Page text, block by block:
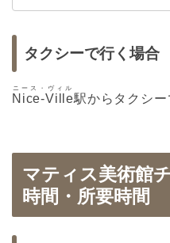
タクシーで行く場合
Nice-Ville
ニース・ヴィル
駅からタクシー
マティス美術館
時間・所要時間
フラン